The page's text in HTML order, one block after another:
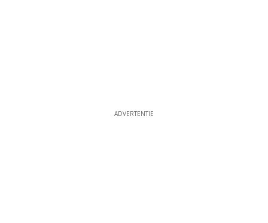
ADVERTENTIE